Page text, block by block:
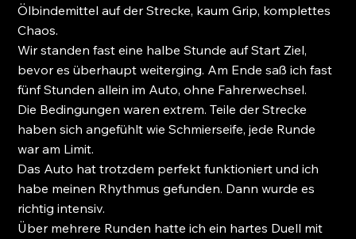
Ölbindemittel auf der Strecke, kaum Grip, komplettes
Chaos.
Wir standen fast eine halbe Stunde auf Start Ziel,
bevor es überhaupt weiterging. Am Ende saß ich fast
fünf Stunden allein im Auto, ohne Fahrerwechsel.
Die Bedingungen waren extrem. Teile der Strecke
haben sich angefühlt wie Schmierseife, jede Runde
war am Limit.
Das Auto hat trotzdem perfekt funktioniert und ich
habe meinen Rhythmus gefunden. Dann wurde es
richtig intensiv.
Über mehrere Runden hatte ich ein hartes Duell mit